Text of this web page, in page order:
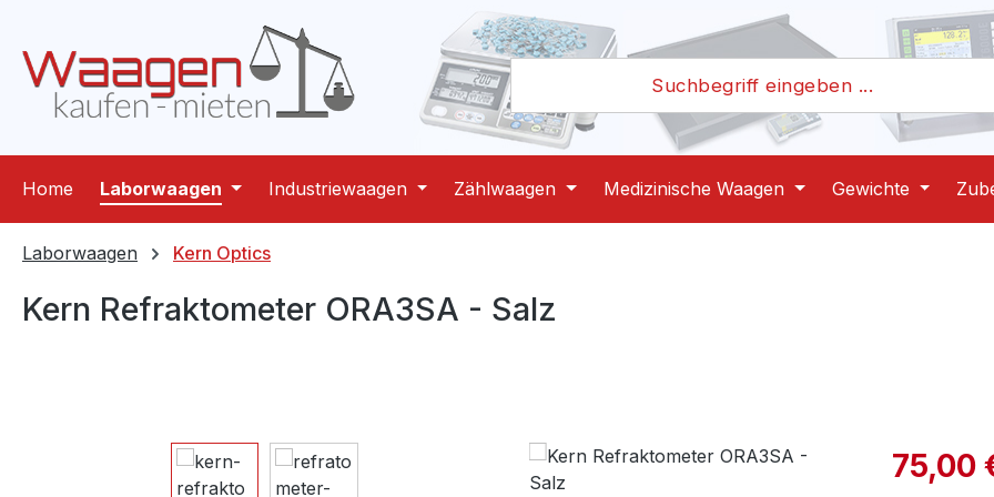
Zur Hauptnavigation springen
Home Laborwaagen Industriewaagen Zählwaagen Medizinische Waagen Gewichte
Laborwaagen Kern Optics
Kern Refraktometer ORA3SA - Salz
Bildergalerie überspringen 75,00